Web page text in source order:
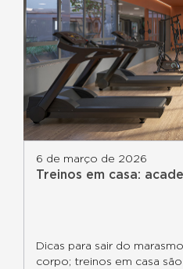
6 de março de 2026
Treinos em casa:
Dicas para sair do
corpo; treinos em casa